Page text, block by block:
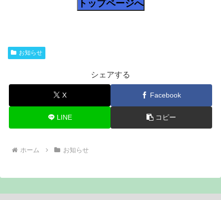
トップページへ
お知らせ
シェアする
X Facebook
LINE コピー
ホーム お知らせ